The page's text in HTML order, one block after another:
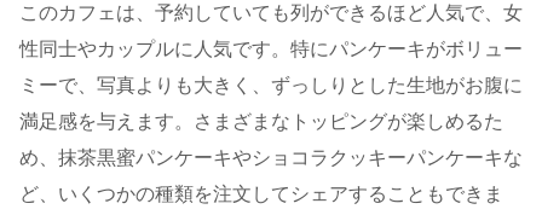
このカフェは、予約していても列ができるほど人気で、女
性同士やカップルに人気です。特にパンケーキがボリュー
ミーで、写真よりも大きく、ずっしりとした生地がお腹に
満足感を与えます。さまざまなトッピングが楽しめるた
め、抹茶黒蜜パンケーキやショコラクッキーパンケーキな
ど、いくつかの種類を注文してシェアすることもできま